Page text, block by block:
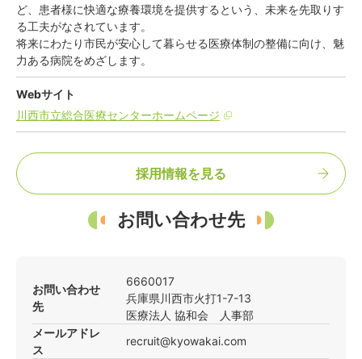
ど、患者様に快適な療養環境を提供するという、未来を先取りす
る工夫がなされています。
将来にわたり市民が安心して暮らせる医療体制の整備に向け、魅
力ある病院をめざします。
Webサイト
川西市立総合医療センターホームページ
採用情報を見る
お問い合わせ先
お問い合わせ
先
6660017
兵庫県 川西市火打1-7-13
医療法人 協和会 人事部
メールアドレ
ス
recruit@kyowakai.com